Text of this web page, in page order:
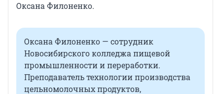
Оксана Филоненко.
Оксана Филоненко — сотрудник
Новосибирского колледжа пищевой
промышленности и переработки.
Преподаватель технологии производства
цельномолочных продуктов,